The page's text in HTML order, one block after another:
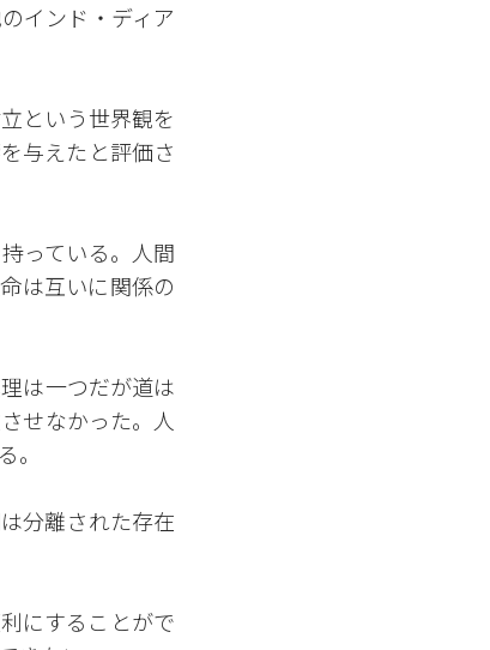
インド・ディア
という世界観を
与えたと評価さ
っている。人間
は互いに関係の
は一つだが道は
せなかった。人
分離された存在
にすることがで